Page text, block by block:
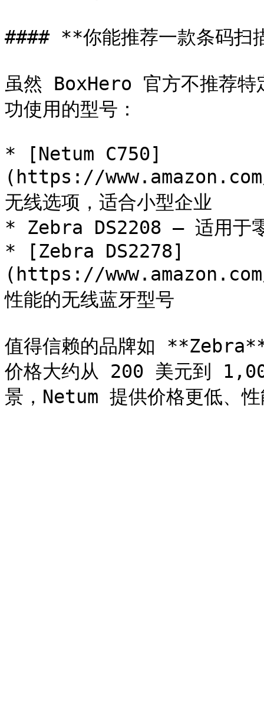
#### **你能推荐一款条码扫
虽然 BoxHero 官方不推荐特
功使用的型号：
* [Netum C750]
(https://
无线选项，适合小型企业
* Zebra DS2208 — 适用于零
* [Zebra DS2278]
(https://
性能的无线蓝牙型号
值得信赖的品牌如
价格大约从 200 美元到